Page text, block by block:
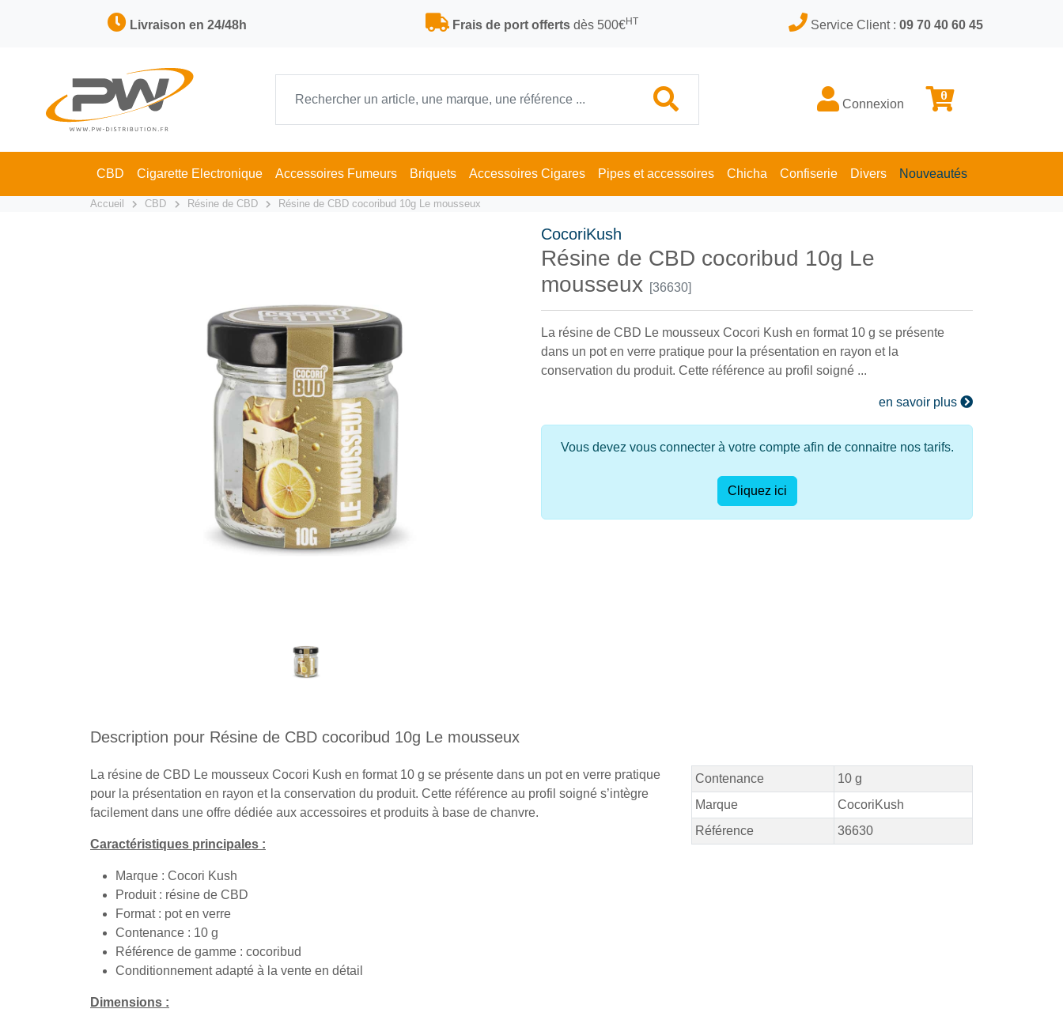
Livraison en 24/48h Frais de port offertsdès 500€HT Service Client : 09 70 40 60 45
Connexion
0
CBD Cigarette Electronique Accessoires Fumeurs Briquets Accessoires Cigares Pipes et accessoires Chicha Confiserie Divers Nouveautés
Accueil CBD Résine de CBD Résine de CBD cocoribud 10g Le mousseux
CocoriKush
Résine de CBD cocoribud 10g Le
mousseux
[36630]
La résine de CBD Le mousseux Cocori Kush en format 10 g se présente
dans un pot en verre pratique pour la présentation en rayon et la
conservation du produit. Cette référence au profil soigné ...
en savoir plus
Vous devez vous connecter à votre compte afin de connaitre nos tarifs.
Cliquez ici
Description pour Résine de CBD cocoribud 10g Le mousseux
La résine de CBD Le mousseux Cocori Kush en format 10 g se présente dans un pot en verre pratique
pour la présentation en rayon et la conservation du produit. Cette référence au profil soigné s’intègre
facilement dans une offre dédiée aux accessoires et produits à base de chanvre.
Caractéristiques principales :
Marque : Cocori Kush
Produit : résine de CBD
Format : pot en verre
Contenance : 10 g
Référence de gamme : cocoribud
Conditionnement adapté à la vente en détail
Dimensions :
Contenance
10 g
Marque
CocoriKush
Référence
36630